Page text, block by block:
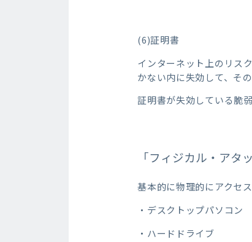
(6)証明書
インターネット上のリス
かない内に失効して、そ
証明書が失効している脆
「フィジカル・アタ
基本的に物理的にアクセ
・デスクトップパソコン
・ハードドライブ